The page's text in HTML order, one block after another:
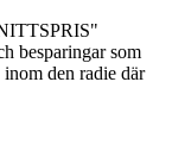
besparingar som
den radie där